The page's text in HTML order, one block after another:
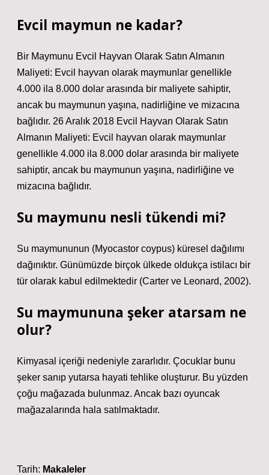
Evcil maymun ne kadar?
Bir Maymunu Evcil Hayvan Olarak Satın Almanın
Maliyeti: Evcil hayvan olarak maymunlar genellikle
4.000 ila 8.000 dolar arasında bir maliyete sahiptir,
ancak bu maymunun yaşına, nadirliğine ve mizacına
bağlıdır. 26 Aralık 2018 Evcil Hayvan Olarak Satın
Almanın Maliyeti: Evcil hayvan olarak maymunlar
genellikle 4.000 ila 8.000 dolar arasında bir maliyete
sahiptir, ancak bu maymunun yaşına, nadirliğine ve
mizacına bağlıdır.
Su maymunu nesli tükendi mi?
Su maymununun (Myocastor coypus) küresel dağılımı
dağınıktır. Günümüzde birçok ülkede oldukça istilacı bir
tür olarak kabul edilmektedir (Carter ve Leonard, 2002).
Su maymununa şeker atarsam ne
olur?
Kimyasal içeriği nedeniyle zararlıdır. Çocuklar bunu
şeker sanıp yutarsa ​​hayati tehlike oluşturur. Bu yüzden
çoğu mağazada bulunmaz. Ancak bazı oyuncak
mağazalarında hala satılmaktadır.
Tarih: Makaleler